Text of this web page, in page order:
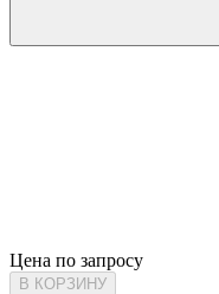
Цена по запросу
В КОРЗИНУ